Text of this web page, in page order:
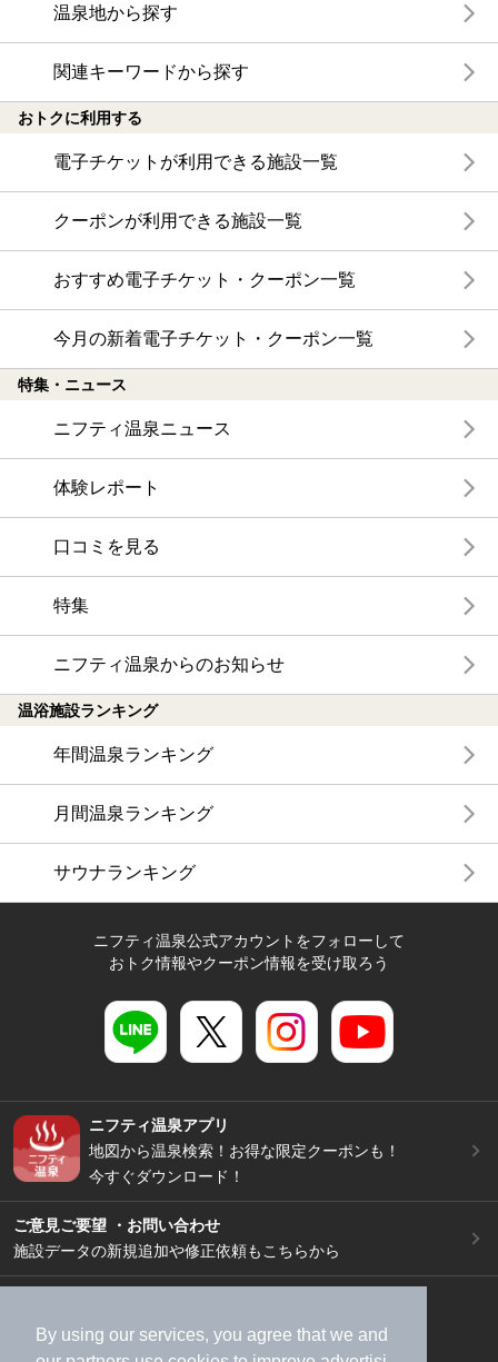
By using our services, you agree that we and
温泉地から探す
関連キーワードから探す
おトクに利用する
電子チケットが利用できる施設一覧
クーポンが利用できる施設一覧
おすすめ電子チケット・クーポン一覧
今月の新着電子チケット・クーポン一覧
特集・ニュース
ニフティ温泉ニュース
体験レポート
口コミを見る
特集
ニフティ温泉からのお知らせ
温浴施設ランキング
年間温泉ランキング
月間温泉ランキング
サウナランキング
ニフティ温泉公式アカウントをフォローして
おトク情報やクーポン情報を受け取ろう
ニフティ温泉アプリ
地図から温泉検索！お得な限定クーポンも！
今すぐダウンロード！
ご意見ご要望 ・お問い合わせ
施設データの新規追加や修正依頼もこちらから
加盟店募集（資料請求）
広告出稿のご案内